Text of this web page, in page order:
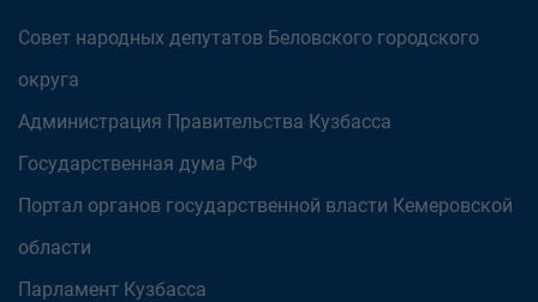
Совет народных депутатов Беловского городского
округа
Администрация Правительства Кузбасса
Государственная дума РФ
Портал органов государственной власти Кемеровской
области
Парламент Кузбасса